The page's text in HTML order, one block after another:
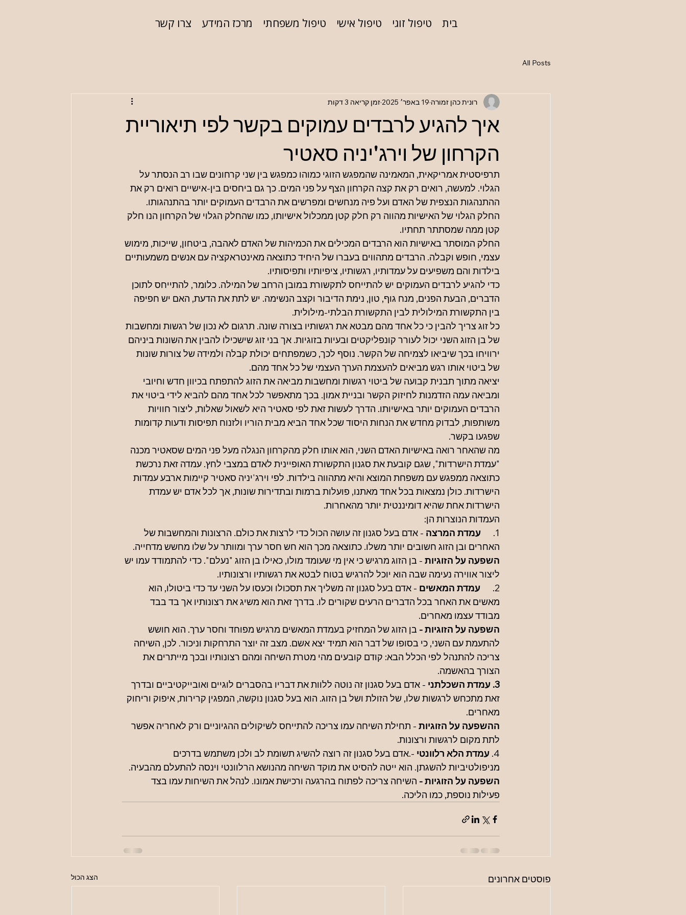
בית טיפול זוגי טיפול אישי טיפול משפחתי מרכז המידע צרו קשר
All Posts
איך להגיע לרבדים עמוקים בקשר לפי תיאוריית
הקרחון של וירג'יניה סאטיר
רונית כהן זמורה 19 באפר׳ 2025 זמן קריאה 3 דקות
תרפיסטית אמריקאית, המאמינה שהמפגש הזוגי כמוהו כמפגש בין שני קרחונים שבו רב הנסתר על
הגלוי. למעשה, רואים רק את קצה הקרחון הצף על פני המים. כך גם ביחסים בין-אישיים רואים רק את
ההתנהגות הנצפית של האדם ועל פיה מנחשים ומפרשים את הרבדים העמוקים יותר בהתנהגותו.
החלק הגלוי של האישיות מהווה רק חלק קטן ממכלול אישיותו, כמו שהחלק הגלוי של הקרחון הנו חלק
קטן ממה שמסתתר תחתיו.
החלק המוסתר באישיות הוא הרבדים המכילים את הכמיהות של האדם לאהבה, ביטחון, שייכות, מימוש
עצמי, חופש וקבלה. הרבדים מתהווים בעברו של היחיד כתוצאה מאינטראקציה עם אנשים משמעותיים
בילדות והם משפיעים על עמדותיו, רגשותיו, ציפיותיו ותפיסותיו.
כדי להגיע לרבדים העמוקים יש להתייחס לתקשורת במובן הרחב של המילה. כלומר, להתייחס לתוכן
הדברים, הבעת הפנים, מנח גוף, טון, נימת הדיבור וקצב הנשימה. יש לתת את הדעת, האם יש חפיפה
בין התקשורת המילולית לבין התקשורת הבלתי-מילולית.
כל זוג צריך להבין כי כל אחד מהם מבטא את רגשותיו בצורה שונה. תרגום לא נכון של רגשות ומחשבות
של בן הזוג השני יכול לעורר קונפליקטים ובעיות בזוגיות. אך בני זוג שישכילו להבין את השונות ביניהם
ירוויחו בכך שיביאו לצמיחה של הקשר. נוסף לכך, כשמפתחים יכולת קבלה ולמידה של צורות שונות
של ביטוי אותו רגש מביאים להעצמת הערך העצמי של כל אחד מהם.
יציאה מתוך תבנית קבועה של ביטוי רגשות ומחשבות מביאה את הזוג להתפתח בכיוון חדש וחיובי
ומביאה עמה הזדמנות לחיזוק הקשר ובניית אמון. בכך מתאפשר לכל אחד מהם להביא לידי ביטוי את
הרבדים העמוקים יותר באישיותו. הדרך לעשות זאת לפי סאטיר היא לשאול שאלות, ליצור חוויות
משותפות, לבדוק מחדש את הנחות היסוד שכל אחד הביא מבית הוריו ולזנוח תפיסות ודעות קדומות
שפגעו בקשר.
מה שהאחר רואה באישיות האדם השני, הוא אותו חלק מהקרחון הנגלה מעל פני המים שסאטיר מכנה
"עמדת הישרדות", שגם קובעת את סגנון התקשורת האופיינית לאדם במצבי לחץ. עמדה זאת נרכשת
כתוצאה ממפגש עם משפחת המוצא והיא מתהווה בילדות. לפי וירג'יניה סאטיר קיימות ארבע עמדות
הישרדות. כולן נמצאות בכל אחד מאתנו, פועלות ברמות ובתדירות שונות, אך לכל אדם יש עמדת
הישרדות אחת שהיא דומיננטית יותר מהאחרות.
העמדות הנוצרות הן:
1.
עמדת המרצה - אדם בעל סגנון זה עושה הכול כדי לרצות את כולם. הרצונות והמחשבות של
האחרים ובן הזוג חשובים יותר משלו. כתוצאה מכך הוא חש חסר ערך ומוותר על שלו מחשש מדחייה.
השפעה על הזוגיות - בן הזוג מרגיש כי אין מי שעומד מולו, כאילו בן הזוג "נעלם". כדי להתמודד עמו יש
ליצור אווירה נעימה שבה הוא יוכל להרגיש בטוח לבטא את רגשותיו ורצונותיו.
2.
עמדת המאשים - אדם בעל סגנון זה משליך את תסכולו וכעסו על השני עד כדי ביטולו, הוא
מאשים את האחר בכל הדברים הרעים שקורים לו. בדרך זאת הוא משיג את רצונותיו אך בד בבד
מבודד עצמו מאחרים.
השפעה על הזוגיות - בן הזוג של המחזיק בעמדת המאשים מרגיש מפוחד וחסר ערך. הוא חושש
להתעמת עם השני, כי בסופו של דבר הוא תמיד יצא אשם. מצב זה יוצר התרחקות וניכור. לכן, השיחה
צריכה להתנהל לפי הכלל הבא: קודם קובעים מהי מטרת השיחה ומהם רצונותיו ובכך מייתרים את
הצורך בהאשמה.
3. עמדת השכלתני
- אדם בעל סגנון זה נוטה ללוות את דבריו בהסברים לוגיים ואובייקטיביים ובדרך
זאת מתכחש לרגשות שלו, של הזולת ושל בן הזוג. הוא בעל סגנון נוקשה, המפגין קרירות, איפוק וריחוק
מאחרים.
ההשפעה על הזוגיות - תחילת השיחה עמו צריכה להתייחס לשיקולים ההגיוניים ורק לאחריה אפשר
לתת מקום לרגשות ורצונות.
4. עמדת הלא רלוונטי -.אדם בעל סגנון זה רוצה להשיג תשומת לב ולכן משתמש בדרכים
מניפולטיביות להשגתן. הוא ייטה להסיט את מוקד השיחה מהנושא הרלוונטי וינסה להתעלם מהבעיה.
השפעה על הזוגיות - השיחה צריכה לפתוח בהרגעה ורכישת אמונו. לנהל את השיחות עמו בצד
פעילות נוספת, כמו הליכה.
פוסטים אחרונים הצג הכול